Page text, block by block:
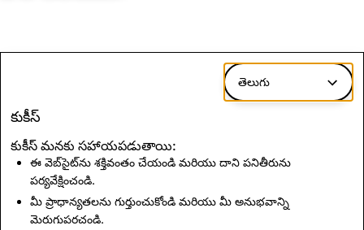
తెలుగు
కుకీస్
కుకీస్ మనకు సహాయపడుతాయి:
ఈ వెబ్‌సైట్‌ను శక్తివంతం చేయండి మరియు దాని పనితీరును
పర్యవేక్షించండి.
మీ ప్రాధాన్యతలను గుర్తుంచుకోండి మరియు మీ అనుభవాన్ని
మెరుగుపరచండి.